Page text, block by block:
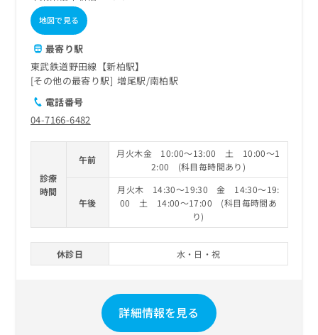
地図で見る
最寄り駅
東武鉄道野田線【新柏駅】
その他の最寄り駅
増尾駅 南柏駅
電話番号
04-7166-6482
診療
時間
午前
月火木金 10:00～13:00 土 10:00～1
2:00 (科目毎時間あり)
午後
月火木 14:30～19:30 金 14:30～19:
00 土 14:00～17:00 (科目毎時間あ
り)
休診日 水・日・祝
詳細情報を見る